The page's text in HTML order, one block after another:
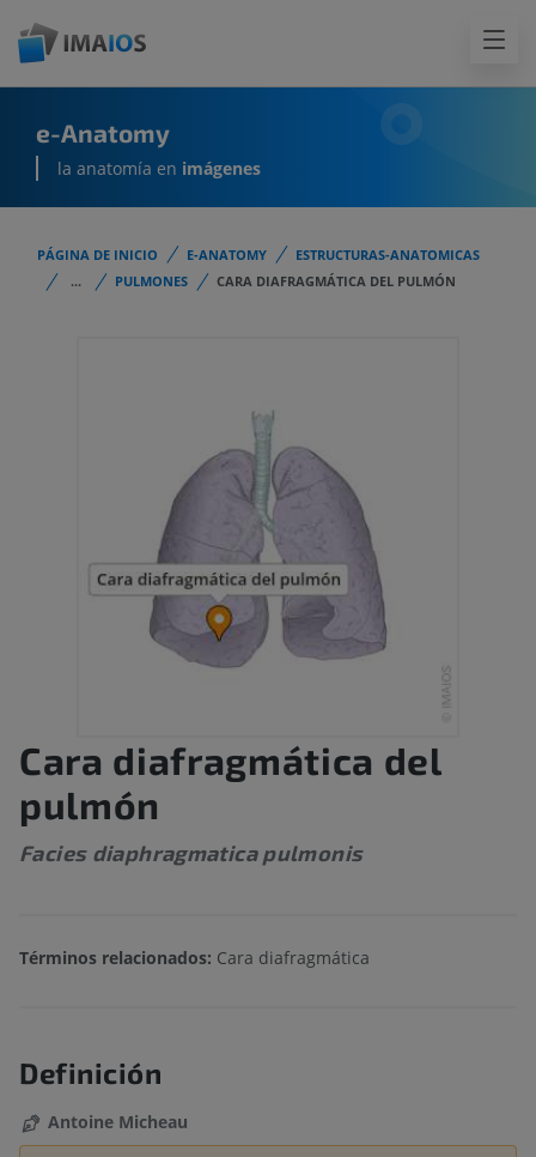
e-Anatomy
la anatomía en imágenes
PÁGINA DE INICIO E-ANATOMY
ESTRUCTURAS-ANATOMICAS
...
PULMONES CARA DIAFRAGMÁTICA DEL PULMÓN
Cara diafragmática del
pulmón
Facies diaphragmatica pulmonis
Términos relacionados: Cara diafragmática
Definición
Antoine Micheau